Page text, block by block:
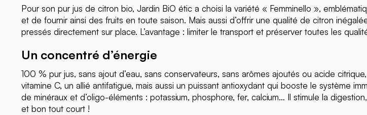
Pour son pur jus de citron bio, Jardin BiO étic a choisi la variété « Femminello »,
et de fournir ainsi des fruits en toute saison. Mais aussi d’offrir une qualité de citron
pressés directement sur place. L’avantage : limiter le transport et préserver toutes les
Un concentré d’énergie
100 % pur jus, sans ajout d’eau, sans conservateurs, sans arômes ajoutés ou acide
vitamine C, un allié antifatigue, mais aussi un puissant antioxydant qui booste le système
de minéraux et d’oligo-éléments : potassium, phosphore, fer, calcium… Il stimule la
et bon tout court !